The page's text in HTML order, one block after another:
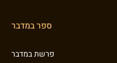
ספר במדבר
פרשת במדבר